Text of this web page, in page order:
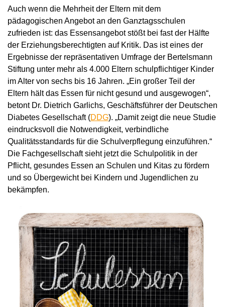
Auch wenn die Mehrheit der Eltern mit dem
pädagogischen Angebot an den Ganztagsschulen
zufrieden ist: das Essensangebot stößt bei fast der Hälfte
der Erziehungsberechtigten auf Kritik. Das ist eines der
Ergebnisse der repräsentativen Umfrage der Bertelsmann
Stiftung unter mehr als 4.000 Eltern schulpflichtiger Kinder
im Alter von sechs bis 16 Jahren. „Ein großer Teil der
Eltern hält das Essen für nicht gesund und ausgewogen“,
betont Dr. Dietrich Garlichs, Geschäftsführer der Deutschen
Diabetes Gesellschaft (DDG). „Damit zeigt die neue Studie
eindrucksvoll die Notwendigkeit, verbindliche
Qualitätsstandards für die Schulverpflegung einzuführen.“
Die Fachgesellschaft sieht jetzt die Schulpolitik in der
Pflicht, gesundes Essen an Schulen und Kitas zu fördern
und so Übergewicht bei Kindern und Jugendlichen zu
bekämpfen.